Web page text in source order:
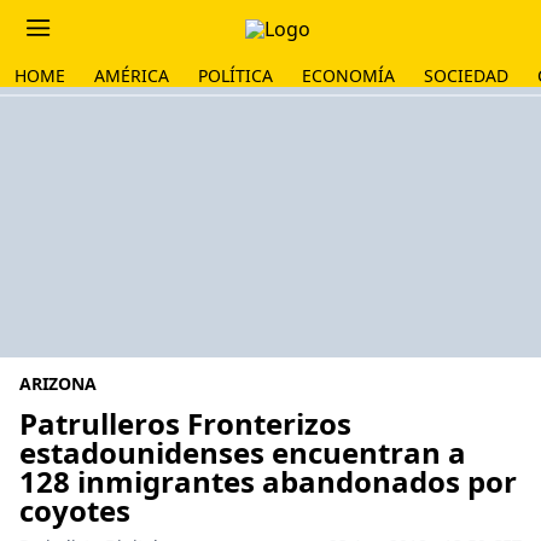
HOME AMÉRICA POLÍTICA ECONOMÍA SOCIEDAD
ARIZONA
Patrulleros Fronterizos
estadounidenses encuentran a
128 inmigrantes abandonados por
coyotes